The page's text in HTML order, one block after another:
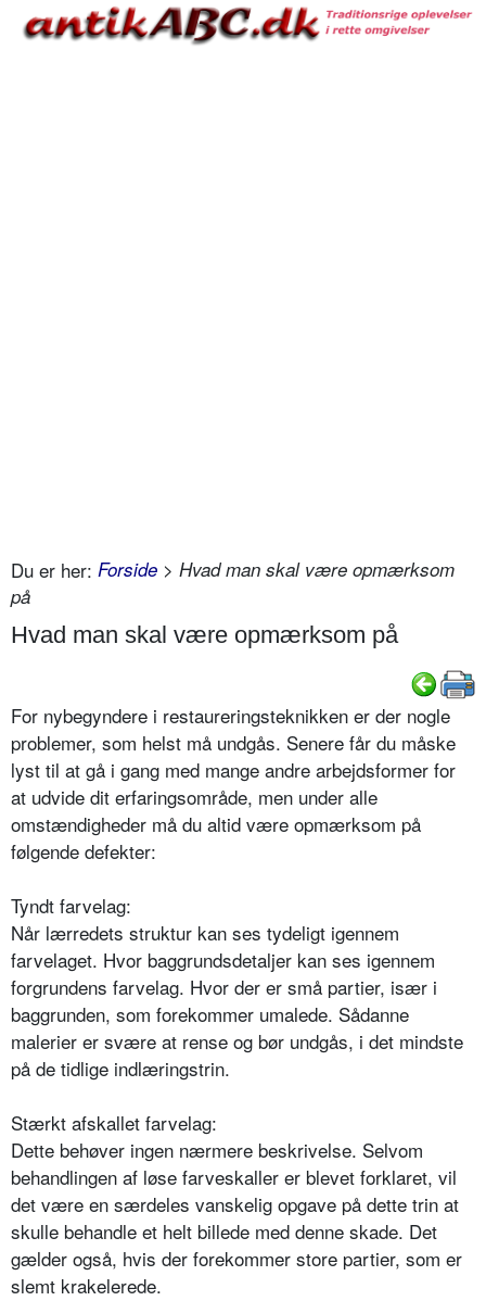
Du er her: Forside > Hvad man skal være opmærksom
på
Hvad man skal være opmærksom på
For nybegyndere i restaureringsteknikken er der nogle
problemer, som helst må undgås. Senere får du måske
lyst til at gå i gang med mange andre arbejdsformer for
at udvide dit erfaringsområde, men under alle
omstændigheder må du altid være opmærksom på
følgende defekter:
Tyndt farvelag:
Når lærredets struktur kan ses tydeligt igennem
farvelaget. Hvor baggrundsdetaljer kan ses igennem
forgrundens farvelag. Hvor der er små partier, især i
baggrunden, som forekommer umalede. Sådanne
malerier er svære at rense og bør undgås, i det mindste
på de tidlige indlæringstrin.
Stærkt afskallet farvelag:
Dette behøver ingen nærmere beskrivelse. Selvom
behandlingen af løse farveskaller er blevet forklaret, vil
det være en særdeles vanskelig opgave på dette trin at
skulle behandle et helt billede med denne skade. Det
gælder også, hvis der forekommer store partier, som er
slemt krakelerede.